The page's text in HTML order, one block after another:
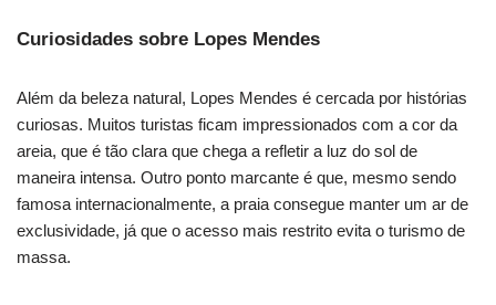
Curiosidades sobre Lopes Mendes
Além da beleza natural, Lopes Mendes é cercada por histórias
curiosas. Muitos turistas ficam impressionados com a cor da
areia, que é tão clara que chega a refletir a luz do sol de
maneira intensa. Outro ponto marcante é que, mesmo sendo
famosa internacionalmente, a praia consegue manter um ar de
exclusividade, já que o acesso mais restrito evita o turismo de
massa.